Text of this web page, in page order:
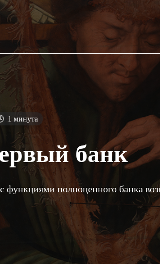
1 минута
банк
функциями полноценного банка